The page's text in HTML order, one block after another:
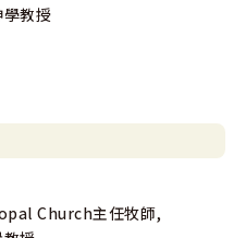
教授
基督教神學的信仰與理性緊
示的實在，方能回應代的理
」
Church主任牧師,